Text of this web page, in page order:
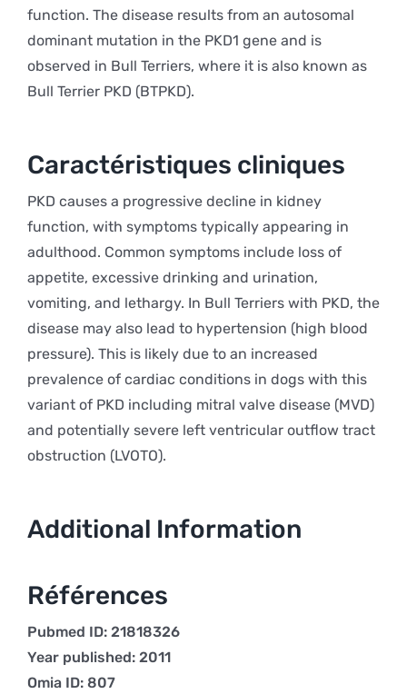
function. The disease results from an autosomal
dominant mutation in the PKD1 gene and is
observed in Bull Terriers, where it is also known as
Bull Terrier PKD (BTPKD).
Caractéristiques cliniques
PKD causes a progressive decline in kidney
function, with symptoms typically appearing in
adulthood. Common symptoms include loss of
appetite, excessive drinking and urination,
vomiting, and lethargy. In Bull Terriers with PKD, the
disease may also lead to hypertension (high blood
pressure). This is likely due to an increased
prevalence of cardiac conditions in dogs with this
variant of PKD including mitral valve disease (MVD)
and potentially severe left ventricular outflow tract
obstruction (LVOTO).
Additional Information
Références
Pubmed ID: 21818326
Year published: 2011
Omia ID: 807